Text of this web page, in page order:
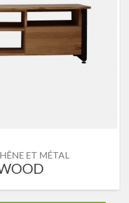
ET MÉTAL